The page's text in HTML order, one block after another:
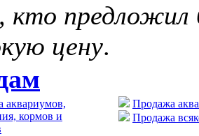
предложил
цену.
аквариумов,
кормов и
Продажа
Продажа